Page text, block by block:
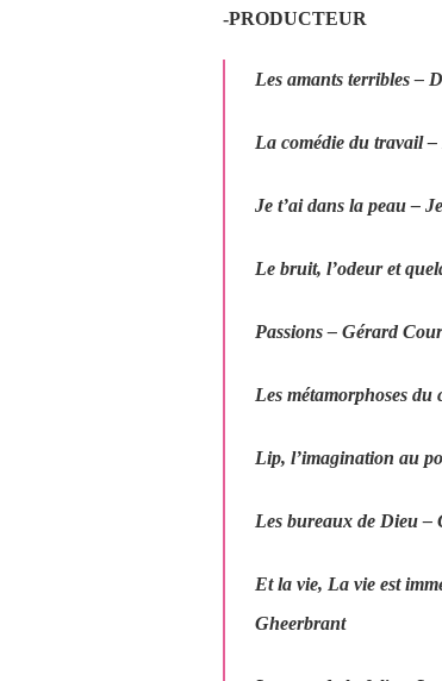
-PRODUCTEUR
Les amants terribles–
La comédie du travail–
Je t’ai dans la peau–
Le bruit, l’odeur et
Passions– Gérard
Les métamorphoses
Lip, l’imagination au
Les bureaux de Dieu–
Et la vie, La vie est
Gheerbrant